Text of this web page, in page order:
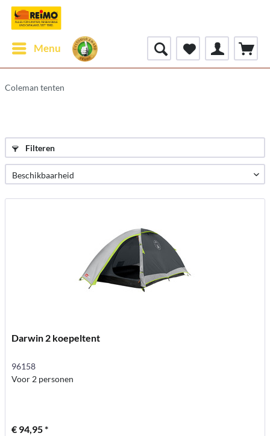
Menu
Coleman tenten
Filteren
Darwin 2 koepeltent
96158
Voor 2 personen
€ 94,95 *